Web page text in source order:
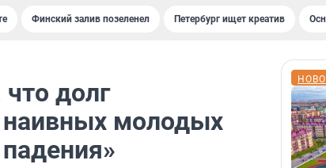
Финский залив позеленел Петербург ищет креатив
долг
наивных молодых